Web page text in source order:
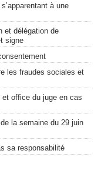
à une
et délégation de
signe
les fraudes sociales et
office du juge en cas
la semaine du 29 juin
sa responsabilité